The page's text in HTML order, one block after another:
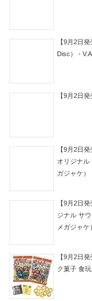
【9月2日
Disc） -
【9月2日
【9月2日
オリジナル
ガジャケ）
【9月2日
ジナル サ
メガジャケ）
【9月2日
ク菓子 食